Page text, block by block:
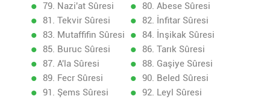
79. Nazi'at Sûresi
80. Abese Sûresi
81. Tekvir Sûresi
82. İnfitar Sûresi
83. Mutaffifin Sûresi
84. İnşikak Sûresi
85. Buruc Sûresi
86. Tarık Sûresi
87. A'la Sûresi
88. Gaşiye Sûresi
89. Fecr Sûresi
90. Beled Sûresi
91. Şems Sûresi
92. Leyl Sûresi